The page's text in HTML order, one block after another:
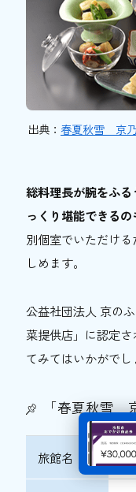
出典： 春夏秋雪 京
総料理長が腕をふ
っくり堪能できるの
別個室でいただけ
しめます。
公益社団法人 京の
菜提供店」に認定
てみてはいかがでし
「春夏秋雪
旅館名